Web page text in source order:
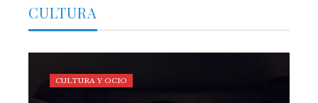
CULTURA
CULTURA Y OCIO